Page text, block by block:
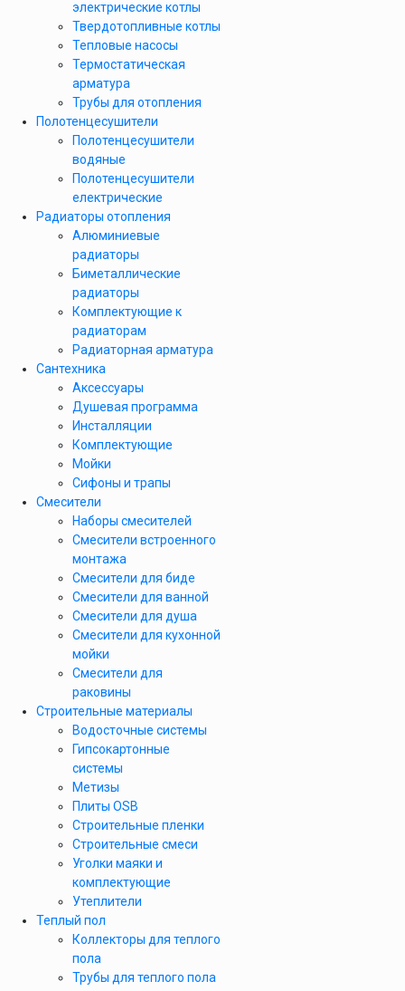
электрические котлы
Твердотопливные котлы
Тепловые насосы
Термостатическая
арматура
Трубы для отопления
Полотенцесушители
Полотенцесушители
водяные
Полотенцесушители
електрические
Радиаторы отопления
Алюминиевые
радиаторы
Биметаллические
радиаторы
Комплектующие к
радиаторам
Радиаторная арматура
Сантехника
Аксессуары
Душевая программа
Инсталляции
Комплектующие
Мойки
Сифоны и трапы
Смесители
Наборы смесителей
Смесители встроенного
монтажа
Смесители для биде
Смесители для ванной
Смесители для душа
Смесители для кухонной
мойки
Смесители для
раковины
Строительные материалы
Водосточные системы
Гипсокартонные
системы
Метизы
Плиты OSB
Строительные пленки
Строительные смеси
Уголки маяки и
комплектующие
Утеплители
Теплый пол
Коллекторы для теплого
пола
Трубы для теплого пола